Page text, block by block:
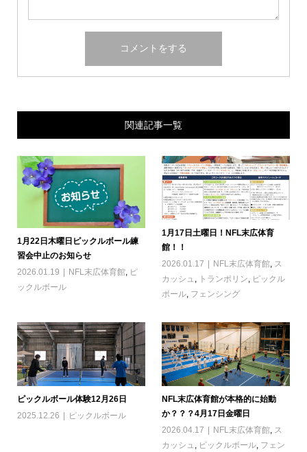
関連記事一覧
1月22日木曜日ピックルボール練
習会中止のお知らせ
2026.01.19
NFL末広体育館, ピ
ックルボール
1月17日土曜日！NFL末広体育
館！！
2026.01.17
NFL末広体育館, ス
カッシュ , トランポリン, ピックル
ボール, フェンシング
ピックルボール体験12月26日
2025.12.26
ピックルボール
NFL末広体育館が本格的に始動
か？？？4月17日金曜日
2026.04.17
NFL末広体育館, ス
カッシュ , ピックルボール, フェン